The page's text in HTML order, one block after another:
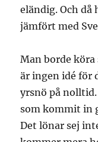
eländig. Och då
jämfört med
Man borde
är ingen idé för
yrsnö på
som kommit in
Det lönar sej